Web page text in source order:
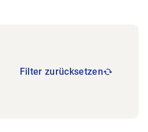
Filter zurücksetzen